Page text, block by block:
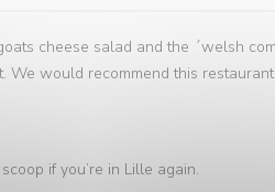
cheese salad and the ´welsh
We would recommend this restaurant
if you’re in Lille again.